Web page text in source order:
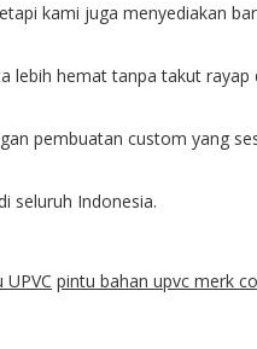
kami juga menyediakan
hemat tanpa takut
pembuatan custom yang
seluruh Indonesia.
UPVC pintu bahan upvc merk